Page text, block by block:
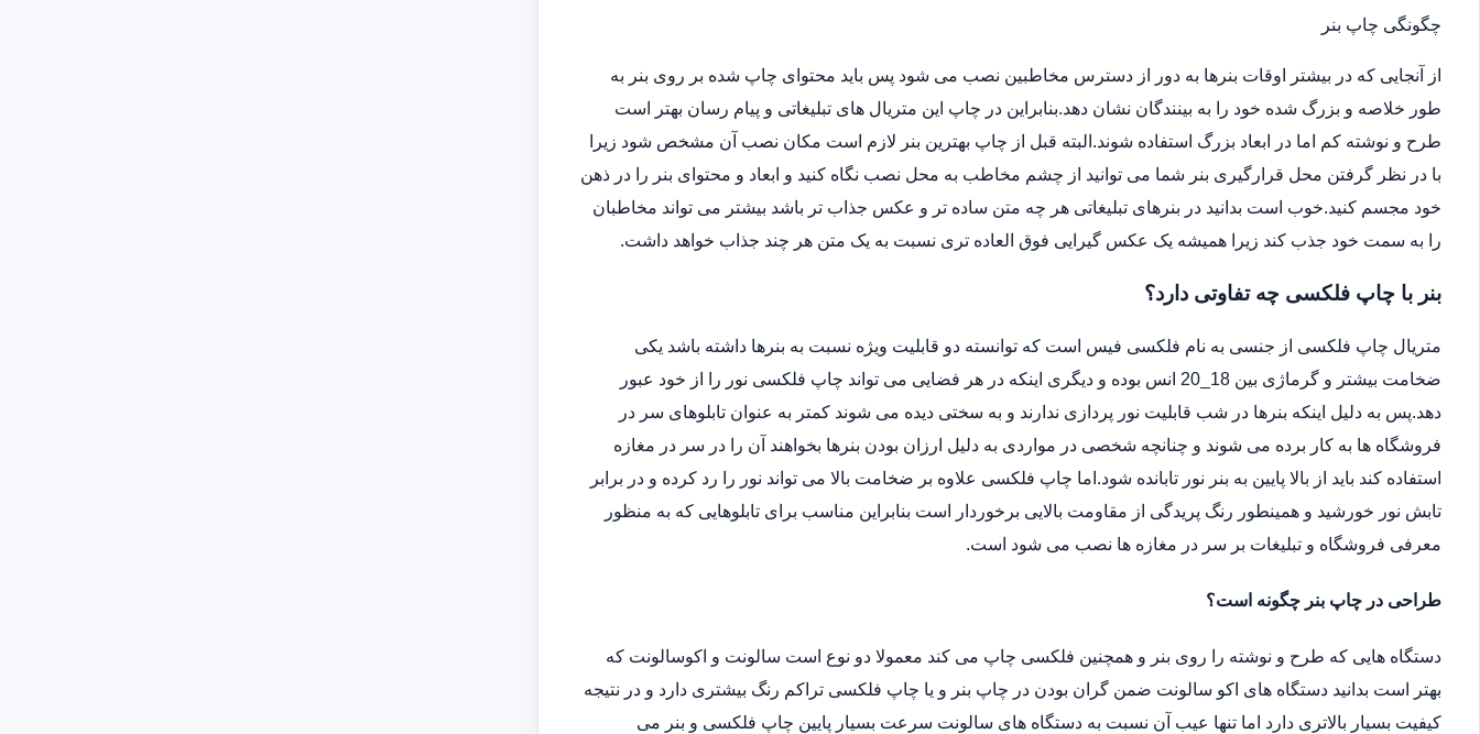
چگونگی چاپ بنر
از آنجایی که در بیشتر اوقات بنرها به دور از دسترس مخاطبین نصب می شود پس باید محتوای چاپ شده بر روی بنر به
طور خلاصه و بزرگ شده خود را به بینندگان نشان دهد.بنابراین در چاپ این متریال های تبلیغاتی و پیام رسان بهتر است
طرح و نوشته کم اما در ابعاد بزرگ استفاده شوند.البته قبل از چاپ بهترین بنر لازم است مکان نصب آن مشخص شود زیرا
با در نظر گرفتن محل قرارگیری بنر شما می توانید از چشم مخاطب به محل نصب نگاه کنید و ابعاد و محتوای بنر را در ذهن
خود مجسم کنید.خوب است بدانید در بنرهای تبلیغاتی هر چه متن ساده تر و عکس جذاب تر باشد بیشتر می تواند مخاطبان
را به سمت خود جذب کند زیرا همیشه یک عکس گیرایی فوق العاده تری نسبت به یک متن هر چند جذاب خواهد داشت.
بنر با چاپ فلکسی چه تفاوتی دارد؟
متریال چاپ فلکسی از جنسی به نام فلکسی فیس است که توانسته دو قابلیت ویژه نسبت به بنرها داشته باشد یکی
ضخامت بیشتر و گرماژی بین 18_20 انس بوده و دیگری اینکه در هر فضایی می تواند چاپ فلکسی نور را از خود عبور
دهد.پس به دلیل اینکه بنرها در شب قابلیت نور پردازی ندارند و به سختی دیده می شوند کمتر به عنوان تابلوهای سر در
فروشگاه ها به کار برده می شوند و چنانچه شخصی در مواردی به دلیل ارزان بودن بنرها بخواهند آن را در سر در مغازه
استفاده کند باید از بالا پایین به بنر نور تابانده شود.اما چاپ فلکسی علاوه بر ضخامت بالا می تواند نور را رد کرده و در برابر
تابش نور خورشید و همینطور رنگ پریدگی از مقاومت بالایی برخوردار است بنابراین مناسب برای تابلوهایی که به منظور
معرفی فروشگاه و تبلیغات بر سر در مغازه ها نصب می شود است.
طراحی در چاپ بنر چگونه است؟
دستگاه هایی که طرح و نوشته را روی بنر و همچنین فلکسی چاپ می کند معمولا دو نوع است سالونت و اکوسالونت که
بهتر است بدانید دستگاه های اکو سالونت ضمن گران بودن در چاپ بنر و یا چاپ فلکسی تراکم رنگ بیشتری دارد و در نتیجه
کیفیت بسیار بالاتری دارد اما تنها عیب آن نسبت به دستگاه های سالونت سرعت بسیار پایین چاپ فلکسی و بنر می